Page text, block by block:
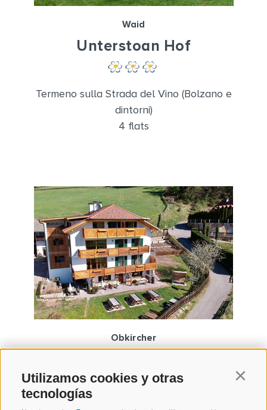
Utilizamos cookies y otras
tecnologías
Waid
Unterstoan Hof
Termeno sulla Strada del Vino (Bolzano e
dintorni)
4 flats
Obkircher
Renon (Bolzano e dintorni)